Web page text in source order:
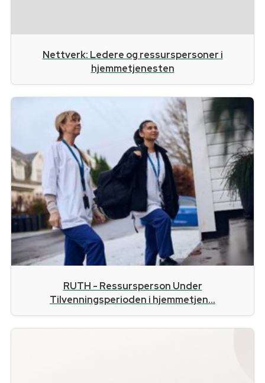
Nettverk: Ledere og ressurspersoner i
hjemmetjenesten
RUTH - Ressursperson Under
Tilvenningsperioden i hjemmetjen...